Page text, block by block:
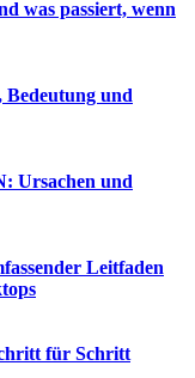
was passiert, wenn
Bedeutung und
Ursachen und
Leitfaden
für Schritt